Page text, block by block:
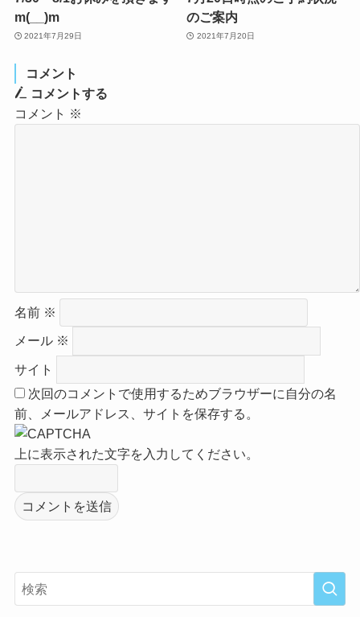
m(__)m
2021年7月29日
のご案内
2021年7月20日
コメント
コメントする
コメント ※
名前 ※
メール ※
サイト
次回のコメントで使用するためブラウザーに自分の名
前、メールアドレス、サイトを保存する。
上に表示された文字を入力してください。